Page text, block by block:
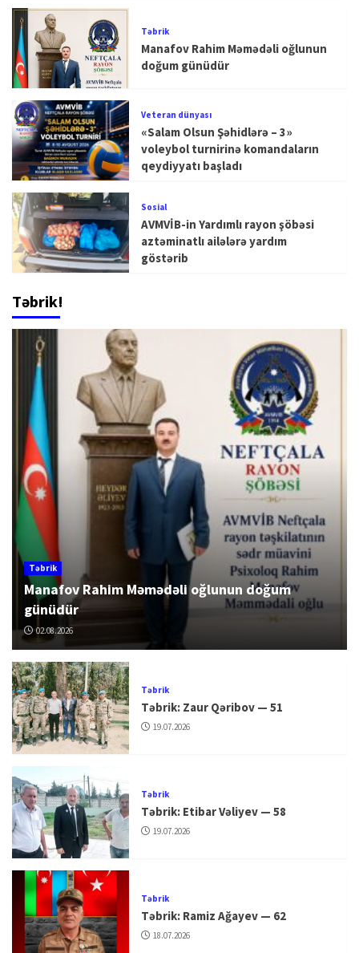
Təbrik
Manafov Rahim Məmədəli oğlunun
doğum günüdür
Veteran dünyası
«Salam Olsun Şəhidlərə – 3»
voleybol turnirinə komandaların
qeydiyyatı başladı
Sosial
AVMVİB-in Yardımlı rayon şöbəsi
aztəminatlı ailələrə yardım
göstərib
Təbrik!
Təbrik
Manafov Rahim Məmədəli oğlunun doğum
günüdür
02.08.2026
Təbrik
Təbrik: Zaur Qəribov — 51
19.07.2026
Təbrik
Təbrik: Etibar Vəliyev — 58
19.07.2026
Təbrik
Təbrik: Ramiz Ağayev — 62
18.07.2026